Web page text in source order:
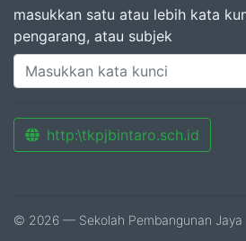
masukkan satu atau lebih kata
pengarang, atau subjek
http:\tkpjbintaro.sch.id
© 2026 — Sekolah Pembangunan Jaya